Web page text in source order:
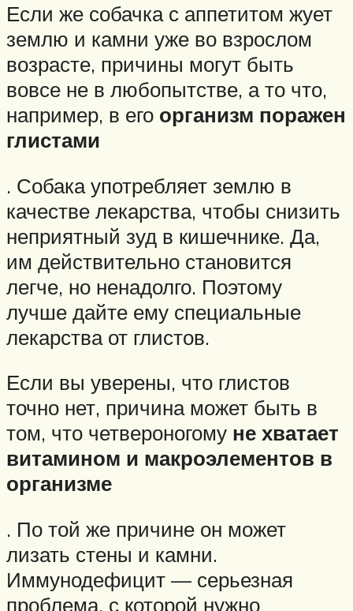
Если же собачка с аппетитом жует
землю и камни уже во взрослом
возрасте, причины могут быть
вовсе не в любопытстве, а то что,
например, в его организм поражен
глистами
. Собака употребляет землю в
качестве лекарства, чтобы снизить
неприятный зуд в кишечнике. Да,
им действительно становится
легче, но ненадолго. Поэтому
лучше дайте ему специальные
лекарства от глистов.
Если вы уверены, что глистов
точно нет, причина может быть в
том, что четвероногому не хватает
витамином и макроэлементов в
организме
. По той же причине он может
лизать стены и камни.
Иммунодефицит — серьезная
проблема, с которой нужно